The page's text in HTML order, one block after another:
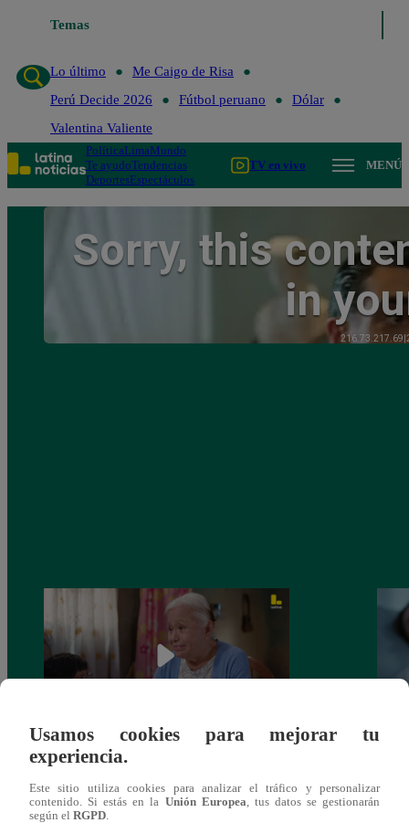
Temas
Lo último
Me Caigo de Risa
Perú Decide 2026
Fútbol peruano
Dólar
Valentina Valiente
PolíticaLimaMundo
Te ayudoTendencias
DeportesEspectáculos
TV en vivo MENÚ
Valentina Valiente capítulo 43: ¡Dolores
toma una difícil decisión por el futuro de
sus nietos!
Usamos cookies para mejorar tu
experiencia.
Este sitio utiliza cookies para analizar el tráfico y personalizar
contenido. Si estás en la Unión Europea, tus datos se gestionarán
según el RGPD.